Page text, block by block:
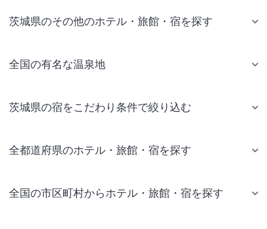
茨城県のその他のホテル・旅館・宿を探す
全国の有名な温泉地
茨城県の宿をこだわり条件で絞り込む
全都道府県のホテル・旅館・宿を探す
全国の市区町村からホテル・旅館・宿を探す